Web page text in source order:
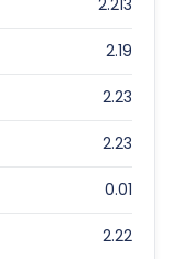
5.3
0.48
ve
2.213
2.19
2.23
2.23
0.01
2.22